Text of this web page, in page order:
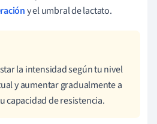
y el umbral de lactato.
la intensidad según tu nivel
y aumentar gradualmente a
capacidad de resistencia.